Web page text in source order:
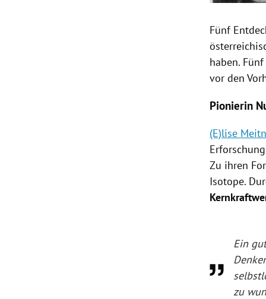
Fünf
haben.
vor den
Pionierin
(E)lise
Zu ihren
Isotope.
Ein
zu